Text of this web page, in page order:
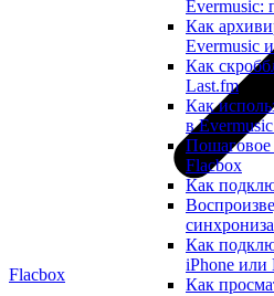
Evermusic:
Как
Evermusic
Как
Last.fm
Как
в
Пошаговое
Flacbox
Как
Как
iPhone или
Как
Flacbox